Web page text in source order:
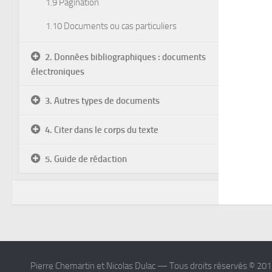
1.9 Pagination
1.10 Documents ou cas particuliers
2. Données bibliographiques : documents
électroniques
3. Autres types de documents
4. Citer dans le corps du texte
5. Guide de rédaction
Pierre Chemartin et Nicolas Dulac — Tous droits réservés ©